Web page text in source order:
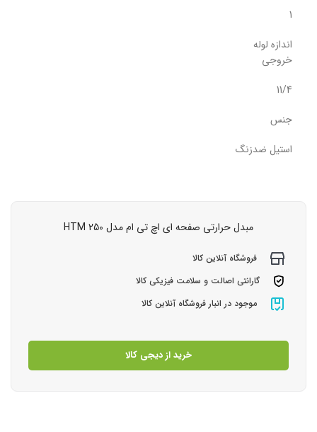
1
اندازه لوله
خروجی
11/4
جنس
استیل ضدزنگ
مبدل حرارتی صفحه ای اچ تی ام مدل HTM 250
فروشگاه آنلاین کالا
گارانتی اصالت و سلامت فیزیکی کالا
موجود در انبار فروشگاه آنلاین کالا
خرید از دیجی کالا